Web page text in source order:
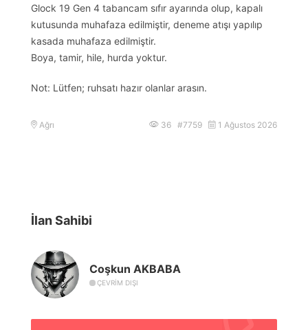
Glock 19 Gen 4 tabancam sıfır ayarında olup, kapalı
kutusunda muhafaza edilmiştir, deneme atışı yapılıp
kasada muhafaza edilmiştir.
Boya, tamir, hile, hurda yoktur.
Not: Lütfen; ruhsatı hazır olanlar arasın.
Ağrı 36 #7759 1 Ağustos 2026
İlan Sahibi
Coşkun AKBABA
ÇEVRIM DIŞI